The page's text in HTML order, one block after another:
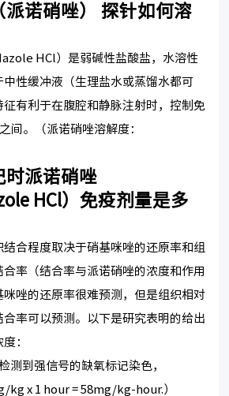
诺硝唑） 探针如何溶
HCl）是弱碱性盐酸盐，水溶性
性缓冲液（生理盐水或蒸馏水都可
征有利于在腹腔和静脉注射时，控制免
间。（派诺硝唑溶解度：
派诺硝唑
HCl）免疫剂量是多
合程度取决于硝基咪唑的还原率和组
率（结合率与派诺硝唑的浓度和作用
咪唑的还原率很难预测，但是组织相对
率可以预测。以下是研究表明的给出
：
测到强信号的缺氧标记染色，
kg x 1 hour = 58mg/kg-hour.）